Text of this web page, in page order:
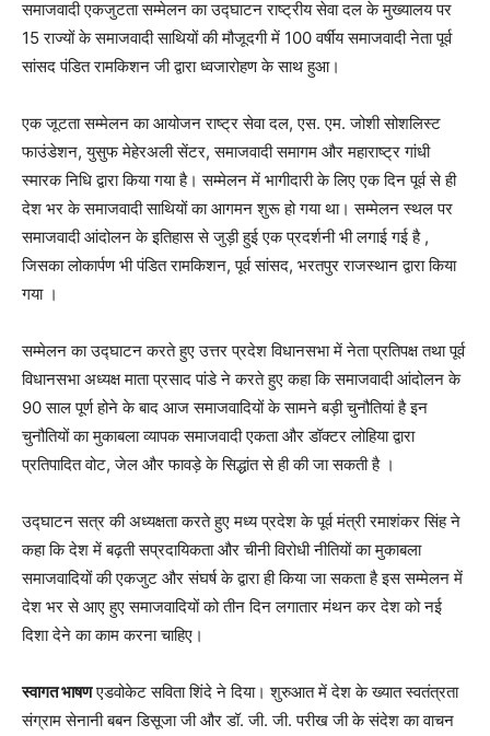
समाजवादी एकजुटता सम्मेलन का उद्घाटन राष्ट्रीय सेवा दल के मुख्यालय पर
15 राज्यों के समाजवादी साथियों की मौजूदगी में 100 वर्षीय समाजवादी नेता पूर्व
सांसद पंडित रामकिशन जी द्वारा ध्वजारोहण के साथ हुआ।
एक जूटता सम्मेलन का आयोजन राष्ट्र सेवा दल, एस. एम. जोशी सोशलिस्ट
फाउंडेशन, युसुफ मेहेरअली सेंटर, समाजवादी समागम और महाराष्ट्र गांधी
स्मारक निधि द्वारा किया गया है। सम्मेलन में भागीदारी के लिए एक दिन पूर्व से ही
देश भर के समाजवादी साथियों का आगमन शुरू हो गया था। सम्मेलन स्थल पर
समाजवादी आंदोलन के इतिहास से जुड़ी हुई एक प्रदर्शनी भी लगाई गई है ,
जिसका लोकार्पण भी पंडित रामकिशन, पूर्व सांसद, भरतपुर राजस्थान द्वारा किया
गया ।
सम्मेलन का उद्घाटन करते हुए उत्तर प्रदेश विधानसभा में नेता प्रतिपक्ष तथा पूर्व
विधानसभा अध्यक्ष माता प्रसाद पांडे ने करते हुए कहा कि समाजवादी आंदोलन के
90 साल पूर्ण होने के बाद आज समाजवादियों के सामने बड़ी चुनौतियां है इन
चुनौतियों का मुकाबला व्यापक समाजवादी एकता और डॉक्टर लोहिया द्वारा
प्रतिपादित वोट, जेल और फावड़े के सिद्धांत से ही की जा सकती है ।
उद्घाटन सत्र की अध्यक्षता करते हुए मध्य प्रदेश के पूर्व मंत्री रमाशंकर सिंह ने
कहा कि देश में बढ़ती सप्रदायिकता और चीनी विरोधी नीतियों का मुकाबला
समाजवादियों की एकजुट और संघर्ष के द्वारा ही किया जा सकता है इस सम्मेलन में
देश भर से आए हुए समाजवादियों को तीन दिन लगातार मंथन कर देश को नई
दिशा देने का काम करना चाहिए।
स्वागत भाषणएडवोकेट सविता शिंदे ने दिया। शुरुआत में देश के ख्यात स्वतंत्रता
संग्राम सेनानी बबन डिसूजा जी और डॉ. जी. जी. परीख जी के संदेश का वाचन